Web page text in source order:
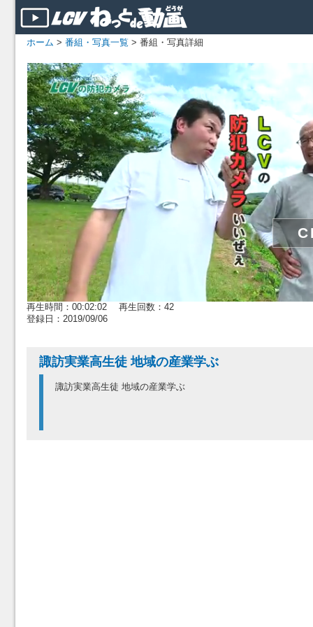
ホーム > 番組・写真一覧 > 番組・写真詳細
再生時間：00:02:02 再生回数：42
登録日：2019/09/06
諏訪実業高生徒 地域の産業学ぶ
諏訪実業高生徒 地域の産業学ぶ